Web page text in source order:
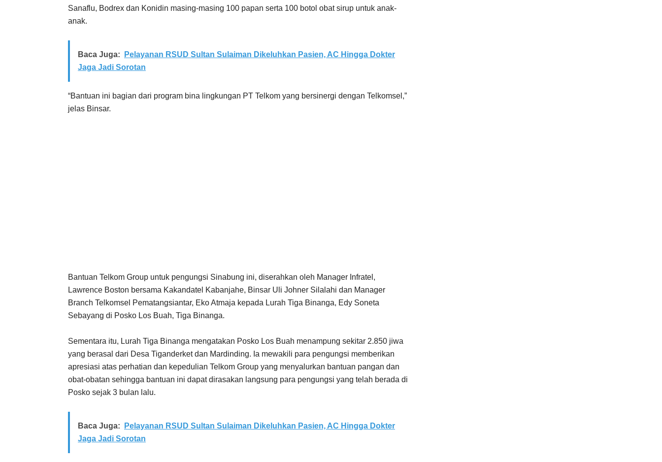
Sanaflu, Bodrex dan Konidin masing-masing 100 papan serta 100 botol obat sirup untuk anak-
anak.
Baca Juga:
Pelayanan RSUD Sultan Sulaiman Dikeluhkan Pasien, AC Hingga Dokter
Jaga Jadi Sorotan
“Bantuan ini bagian dari program bina lingkungan PT Telkom yang bersinergi dengan Telkomsel,”
jelas Binsar.
Bantuan Telkom Group untuk pengungsi Sinabung ini, diserahkan oleh Manager Infratel,
Lawrence Boston bersama Kakandatel Kabanjahe, Binsar Uli Johner Silalahi dan Manager
Branch Telkomsel Pematangsiantar, Eko Atmaja kepada Lurah Tiga Binanga, Edy Soneta
Sebayang di Posko Los Buah, Tiga Binanga.
Sementara itu, Lurah Tiga Binanga mengatakan Posko Los Buah menampung sekitar 2.850 jiwa
yang berasal dari Desa Tiganderket dan Mardinding. Ia mewakili para pengungsi memberikan
apresiasi atas perhatian dan kepedulian Telkom Group yang menyalurkan bantuan pangan dan
obat-obatan sehingga bantuan ini dapat dirasakan langsung para pengungsi yang telah berada di
Posko sejak 3 bulan lalu.
Baca Juga:
Pelayanan RSUD Sultan Sulaiman Dikeluhkan Pasien, AC Hingga Dokter
Jaga Jadi Sorotan